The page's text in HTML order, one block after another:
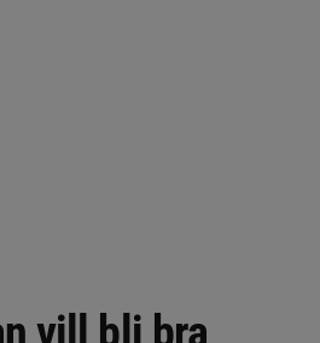
vill bli bra